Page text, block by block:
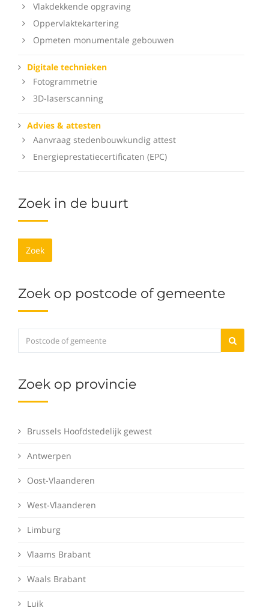
Vlakdekkende opgraving
Oppervlaktekartering
Opmeten monumentale gebouwen
Digitale technieken
Fotogrammetrie
3D-laserscanning
Advies & attesten
Aanvraag stedenbouwkundig attest
Energieprestatiecertificaten (EPC)
Zoek in de buurt
Zoek
Zoek op postcode of gemeente
Zoek op provincie
Brussels Hoofdstedelijk gewest
Antwerpen
Oost-Vlaanderen
West-Vlaanderen
Limburg
Vlaams Brabant
Waals Brabant
Luik